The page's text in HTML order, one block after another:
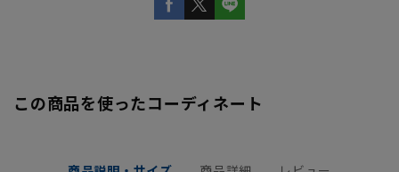
この商品を使ったコーディネート